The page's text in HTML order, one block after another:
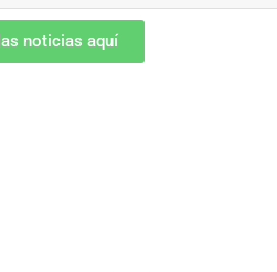
noticias aquí